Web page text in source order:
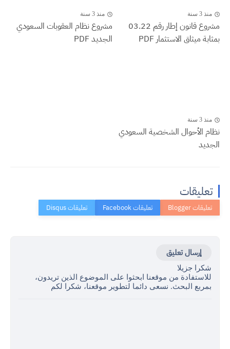
منذ 3 سنة
مشروع قانون إطار رقم 03.22
بمثابة ميثاق الاستثمار PDF
منذ 3 سنة
مشروع نظام العقوبات السعودي
الجديد PDF
منذ 3 سنة
نظام الأحوال الشخصية السعودي
الجديد
تعليقات
إرسال تعليق
شكرا جزيلا
للاستفادة من موقعنا ابحثوا على الموضوع الذين تريدون،
بمربع البحث. نسعى دائما لتطوير موقعنا، شكرا لكم